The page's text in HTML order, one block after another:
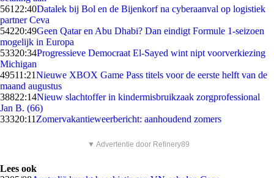
561 22:40Datalek bij Bol en de Bijenkorf na cyberaanval op logistiek
partner Ceva
54220:49Geen Qatar en Abu Dhabi? Dan eindigt Formule 1-seizoen
mogelijk in Europa
53320:34Progressieve Democraat El-Sayed wint nipt voorverkiezing
Michigan
49511:21Nieuwe XBOX Game Pass titels voor de eerste helft van de
maand augustus
38822:14Nieuw slachtoffer in kindermisbruikzaak zorgprofessional
Jan B. (66)
33320:11 Zomervakantieweerbericht: aanhoudend zomers
▼ Advertentie door Refinery89
Lees ook